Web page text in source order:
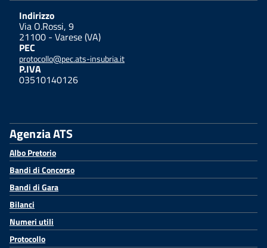
Indirizzo
Via O.Rossi, 9
21100 - Varese (VA)
PEC
protocollo@pec.ats-insubria.it
P.IVA
03510140126
Agenzia ATS
Albo Pretorio
Bandi di Concorso
Bandi di Gara
Bilanci
Numeri utili
Protocollo